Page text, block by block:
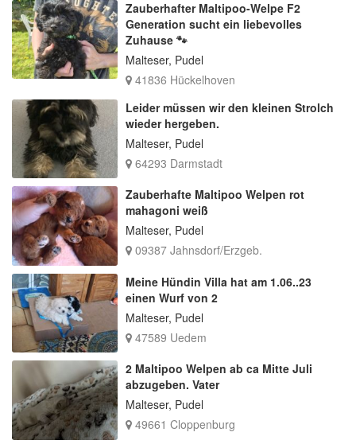
Zauberhafter Maltipoo-Welpe F2
Generation sucht ein liebevolles
Zuhause 🐾
Malteser, Pudel
41836 Hückelhoven
Leider müssen wir den kleinen Strolch
wieder hergeben.
Malteser, Pudel
64293 Darmstadt
Zauberhafte Maltipoo Welpen rot
mahagoni weiß
Malteser, Pudel
09387 Jahnsdorf/Erzgeb.
Meine Hündin Villa hat am 1.06..23
einen Wurf von 2
Malteser, Pudel
47589 Uedem
2 Maltipoo Welpen ab ca Mitte Juli
abzugeben. Vater
Malteser, Pudel
49661 Cloppenburg